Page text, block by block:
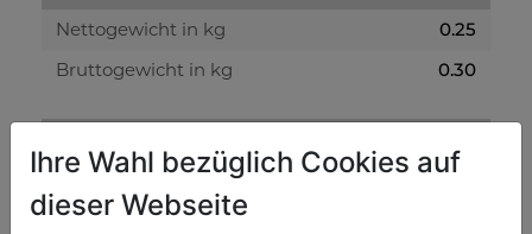
Nettogewicht in kg
0.25
Bruttogewicht in kg
0.30
Verpackungshöhe in mm
Verpackungsbreite in mm
Ihre Wahl bezüglich Cookies auf
dieser Webseite